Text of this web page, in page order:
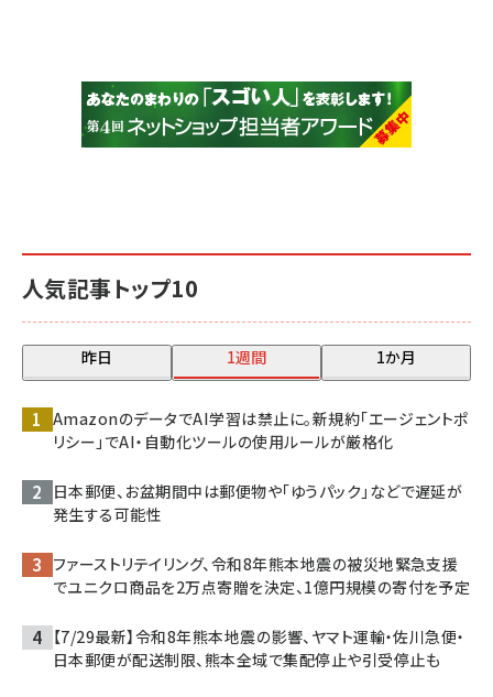
人気記事トップ10
昨日 1週間 1か月
AmazonのデータでAI学習は禁止に。新規約「エージェントポ
リシー」でAI・自動化ツールの使用ルールが厳格化
日本郵便、お盆期間中は郵便物や「ゆうパック」などで遅延が
発生する可能性
ファーストリテイリング、令和8年熊本地震の被災地緊急支援
でユニクロ商品を2万点寄贈を決定、1億円規模の寄付を予定
【7/29最新】令和8年熊本地震の影響、ヤマト運輸・佐川急便・
日本郵便が配送制限、熊本全域で集配停止や引受停止も